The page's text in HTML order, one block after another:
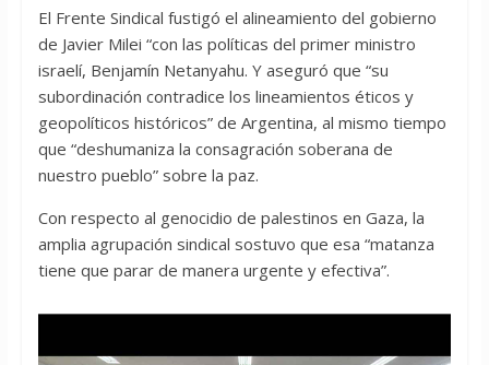
El Frente Sindical fustigó el alineamiento del gobierno
de Javier Milei “con las políticas del primer ministro
israelí, Benjamín Netanyahu. Y aseguró que “su
subordinación contradice los lineamientos éticos y
geopolíticos históricos” de Argentina, al mismo tiempo
que “deshumaniza la consagración soberana de
nuestro pueblo” sobre la paz.
Con respecto al genocidio de palestinos en Gaza, la
amplia agrupación sindical sostuvo que esa “matanza
tiene que parar de manera urgente y efectiva”.